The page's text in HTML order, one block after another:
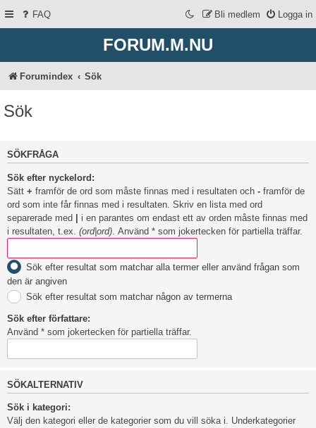
FAQ Logga in
Bli medlem
FORUM.M.NU
Forumindex Sök
Sök
SÖKFRÅGA
Sök efter nyckelord:
Sätt + framför de ord som måste finnas med i resultaten och - framför de
ord som inte får finnas med i resultaten. Skriv en lista med ord
separerade med | i en parantes om endast ett av orden måste finnas med
i resultaten, t.ex. (ord|ord) . Använd * som jokertecken för partiella träffar.
Sök efter resultat som matchar alla termer eller använd frågan som
den är angiven
Sök efter resultat som matchar någon av termerna
Sök efter författare:
Använd * som jokertecken för partiella träffar.
SÖKALTERNATIV
Sök i kategori:
Välj den kategori eller de kategorier som du vill söka i. Underkategorier